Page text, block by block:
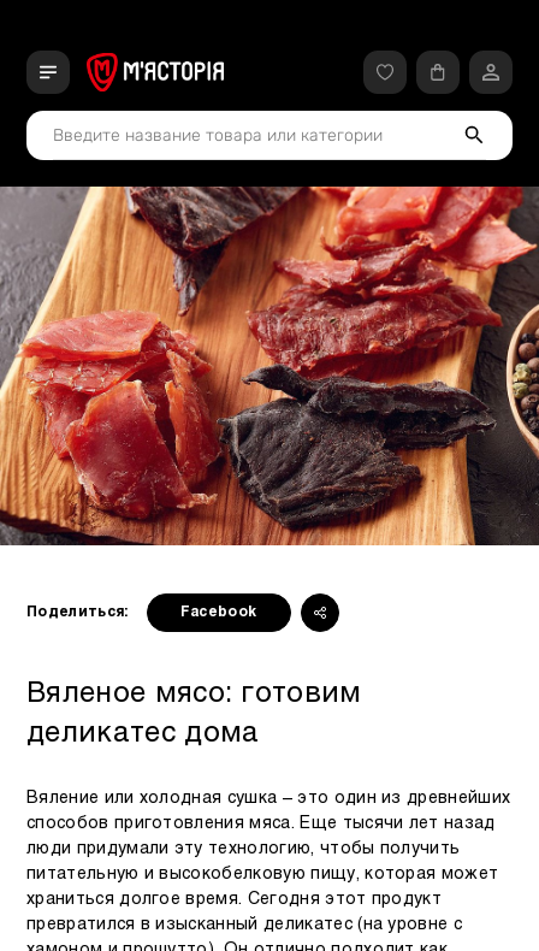
Поделиться: Facebook
Вяленое мясо: готовим
деликатес дома
Вяление или холодная сушка – это один из древнейших
способов приготовления мяса. Еще тысячи лет назад
люди придумали эту технологию, чтобы получить
питательную и высокобелковую пищу, которая может
храниться долгое время. Сегодня этот продукт
превратился в изысканный деликатес (на уровне с